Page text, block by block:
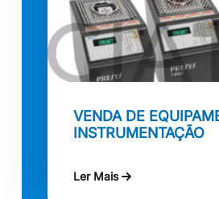
VENDA DE
INSTRUMENTAÇÃO
Ler Mais